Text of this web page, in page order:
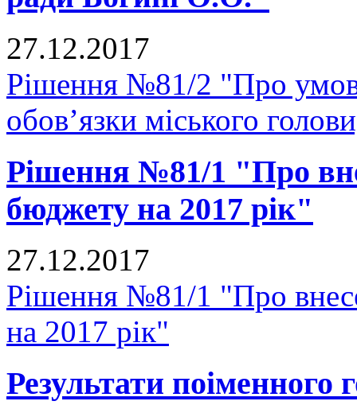
27.12.2017
Рішення №81/2 "Про
обов’язки міського
Рішення №81/1 "Про
бюджету на 2017 рік"
27.12.2017
Рішення №81/1 "Про
на 2017 рік"
Результати